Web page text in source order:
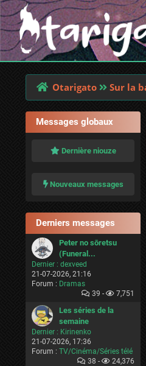
Otarigato Sur la
Messages globaux
Dernière niouze
Nouveaux messages
Derniers messages
Peter no sōretsu
(Funeral...
Dernier : dexveed
21-07-2026, 21:16
Forum : Dramas
39 -
7,751
Les séries de la
semaine
Dernier : Kirinenko
21-07-2026, 17:36
Forum : TV/Cinéma/Séries télé
38 -
24,376